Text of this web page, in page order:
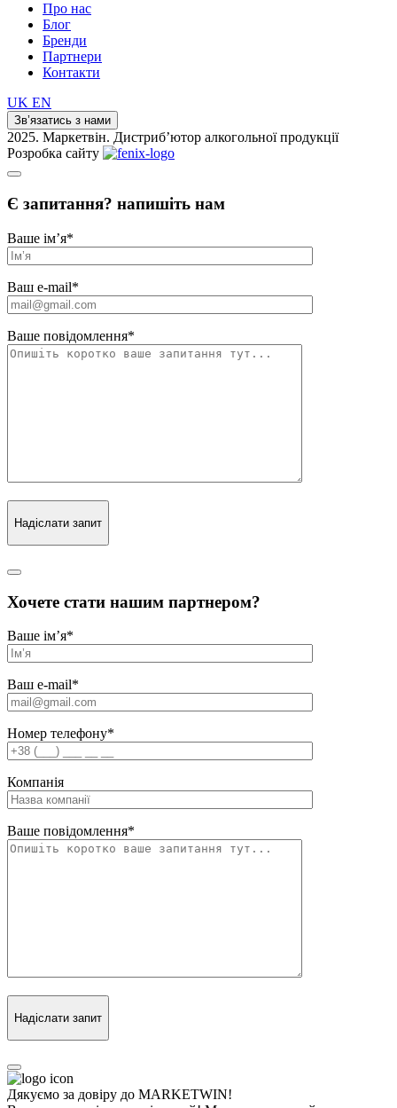
Про нас
Блог
Бренди
Партнери
Контакти
UK EN
Зв’язатись з нами
2025. Маркетвін. Дистриб’ютор алкогольної продукції
Розробка сайту
Є запитання? напишіть нам
Ваше ім’я*
Ваш e-mail*
Ваше повідомлення*
Надіслати запит
Хочете стати нашим партнером?
Ваше ім’я*
Ваш e-mail*
Номер телефону*
Компанія
Ваше повідомлення*
Надіслати запит
Дякуємо за довіру до MARKETWIN!